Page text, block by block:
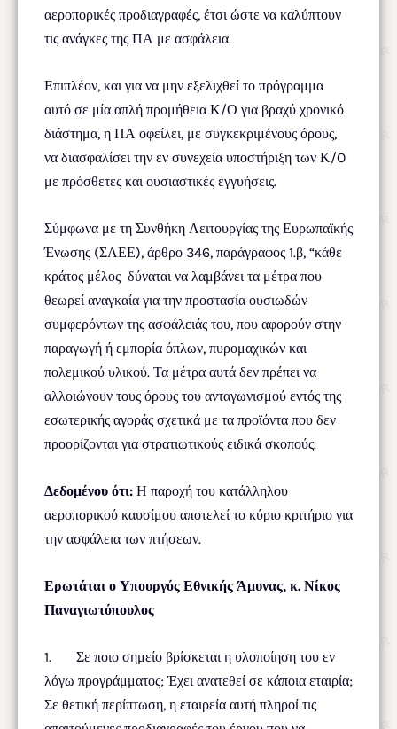
αεροπορικές προδιαγραφές, έτσι ώστε να καλύπτουν
τις ανάγκες της ΠΑ με ασφάλεια.
Επιπλέον, και για να μην εξελιχθεί το πρόγραμμα
αυτό σε μία απλή προμήθεια Κ/Ο για βραχύ χρονικό
διάστημα, η ΠΑ οφείλει, με συγκεκριμένους όρους,
να διασφαλίσει την εν συνεχεία υποστήριξη των Κ/O
με πρόσθετες και ουσιαστικές εγγυήσεις.
Σύμφωνα με τη Συνθήκη Λειτουργίας της Ευρωπαϊκής
Ένωσης (ΣΛΕΕ), άρθρο 346, παράγραφος 1.β, “κάθε
κράτος μέλος δύναται να λαμβάνει τα μέτρα που
θεωρεί αναγκαία για την προστασία ουσιωδών
συμφερόντων της ασφάλειάς του, που αφορούν στην
παραγωγή ή εμπορία όπλων, πυρομαχικών και
πολεμικού υλικού. Τα μέτρα αυτά δεν πρέπει να
αλλοιώνουν τους όρους του ανταγωνισμού εντός της
εσωτερικής αγοράς σχετικά με τα προϊόντα που δεν
προορίζονται για στρατιωτικούς ειδικά σκοπούς.
Δεδομένου ότι: Η παροχή του κατάλληλου
αεροπορικού καυσίμου αποτελεί το κύριο κριτήριο για
την ασφάλεια των πτήσεων.
Ερωτάται ο Υπουργός Εθνικής Άμυνας, κ. Νίκος
Παναγιωτόπουλος
1. Σε ποιο σημείο βρίσκεται η υλοποίηση του εν
λόγω προγράμματος; Έχει ανατεθεί σε κάποια εταιρία;
Σε θετική περίπτωση, η εταιρεία αυτή πληροί τις